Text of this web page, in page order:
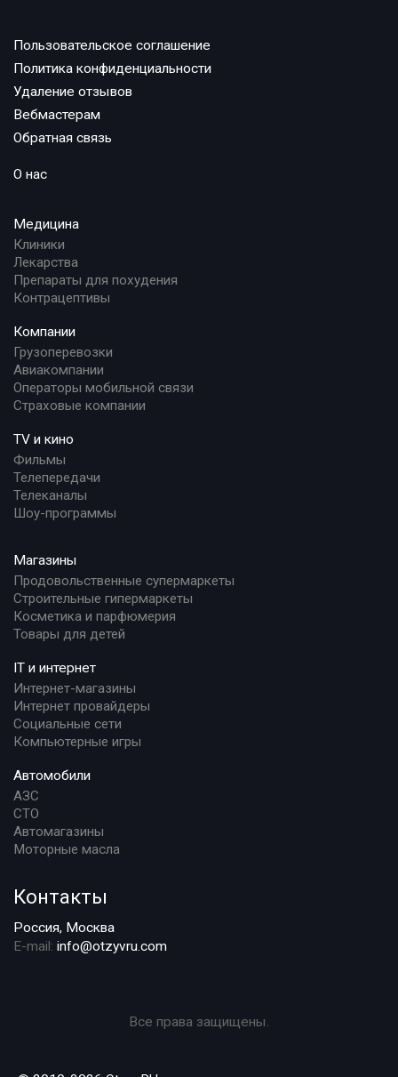
Пользовательское соглашение
Политика конфиденциальности
Удаление отзывов
Вебмастерам
Обратная связь
О нас
Медицина
Клиники
Лекарства
Препараты для похудения
Контрацептивы
Компании
Грузоперевозки
Авиакомпании
Операторы мобильной связи
Страховые компании
TV и кино
Фильмы
Телепередачи
Телеканалы
Шоу-программы
Магазины
Продовольственные супермаркеты
Строительные гипермаркеты
Косметика и парфюмерия
Товары для детей
IT и интернет
Интернет-магазины
Интернет провайдеры
Социальные сети
Компьютерные игры
Автомобили
АЗС
СТО
Автомагазины
Моторные масла
Контакты
Россия, Москва
E-mail: info@otzyvru.com
Все права защищены.